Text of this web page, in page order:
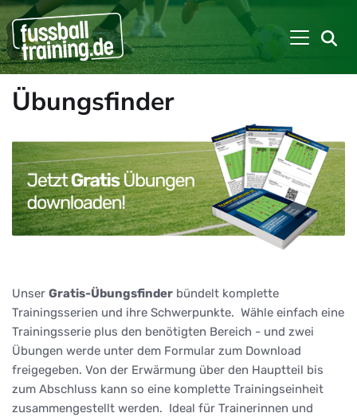
Übungsfinder
Unser Gratis-Übungsfinder bündelt komplette
Trainingsserien und ihre Schwerpunkte. Wähle einfach eine
Trainingsserie plus den benötigten Bereich - und zwei
Übungen werde unter dem Formular zum Download
freigegeben. Von der Erwärmung über den Hauptteil bis
zum Abschluss kann so eine komplette Trainingseinheit
zusammengestellt werden. Ideal für Trainerinnen und